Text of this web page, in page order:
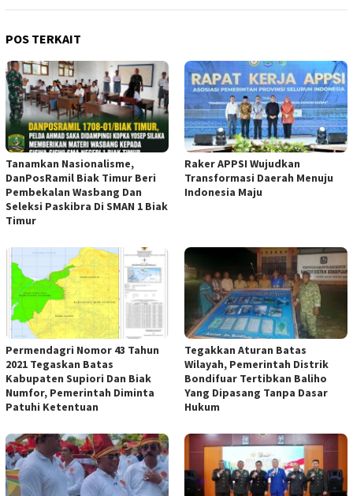
POS TERKAIT
Tanamkan Nasionalisme,
DanPosRamil Biak Timur Beri
Pembekalan Wasbang Dan
Seleksi Paskibra Di SMAN 1 Biak
Timur
Raker APPSI Wujudkan
Transformasi Daerah Menuju
Indonesia Maju
Permendagri Nomor 43 Tahun
2021 Tegaskan Batas
Kabupaten Supiori Dan Biak
Numfor, Pemerintah Diminta
Patuhi Ketentuan
Tegakkan Aturan Batas
Wilayah, Pemerintah Distrik
Bondifuar Tertibkan Baliho
Yang Dipasang Tanpa Dasar
Hukum